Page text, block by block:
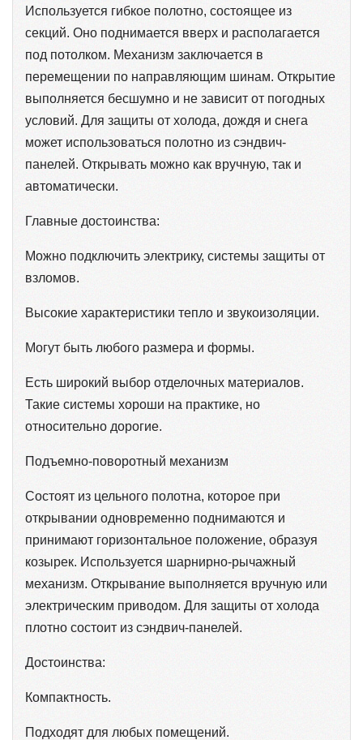
Используется гибкое полотно, состоящее из
секций. Оно поднимается вверх и располагается
под потолком. Механизм заключается в
перемещении по направляющим шинам. Открытие
выполняется бесшумно и не зависит от погодных
условий. Для защиты от холода, дождя и снега
может использоваться полотно из сэндвич-
панелей. Открывать можно как вручную, так и
автоматически.
Главные достоинства:
Можно подключить электрику, системы защиты от
взломов.
Высокие характеристики тепло и звукоизоляции.
Могут быть любого размера и формы.
Есть широкий выбор отделочных материалов.
Такие системы хороши на практике, но
относительно дорогие.
Подъемно-поворотный механизм
Состоят из цельного полотна, которое при
открывании одновременно поднимаются и
принимают горизонтальное положение, образуя
козырек. Используется шарнирно-рычажный
механизм. Открывание выполняется вручную или
электрическим приводом. Для защиты от холода
плотно состоит из сэндвич-панелей.
Достоинства:
Компактность.
Подходят для любых помещений.